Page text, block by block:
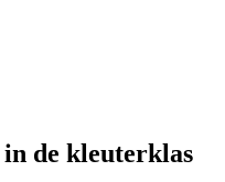
de kleuterklas